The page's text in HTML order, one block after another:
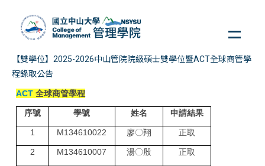
容
【雙學位】2025-2026中山管院院級碩士雙學位暨ACT全球商管學
程錄取公告
ACT 全球商管學程
序號 學號 姓名 申請結果
1 M134610022 廖〇翔 正取
2 M134610007 湯〇殷 正取